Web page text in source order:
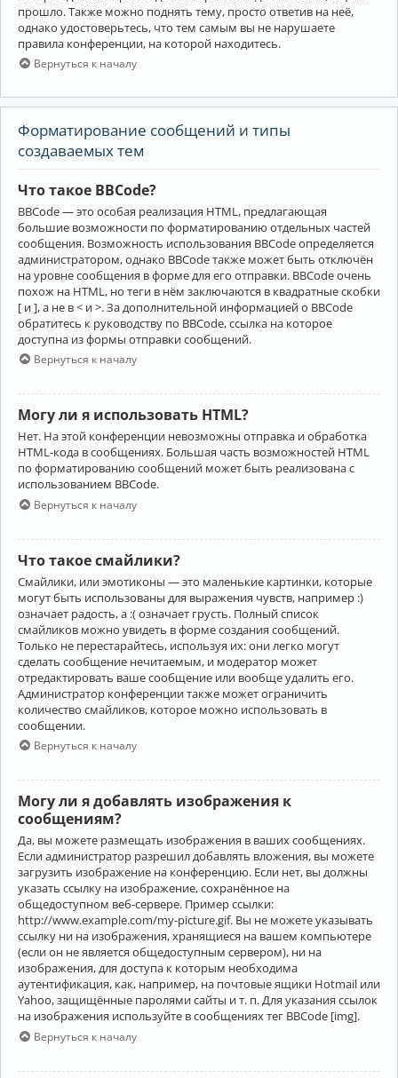
прошло. Также можно поднять тему, просто ответив на неё,
однако удостоверьтесь, что тем самым вы не нарушаете
правила конференции, на которой находитесь.
Вернуться к началу
Форматирование сообщений и типы
создаваемых тем
Что такое BBCode?
BBCode — это особая реализация HTML, предлагающая
большие возможности по форматированию отдельных частей
сообщения. Возможность использования BBCode определяется
администратором, однако BBCode также может быть отключён
на уровне сообщения в форме для его отправки. BBCode очень
похож на HTML, но теги в нём заключаются в квадратные скобки
[ и ], а не в < и >. За дополнительной информацией о BBCode
обратитесь к руководству по BBCode, ссылка на которое
доступна из формы отправки сообщений.
Вернуться к началу
Могу ли я использовать HTML?
Нет. На этой конференции невозможны отправка и обработка
HTML-кода в сообщениях. Большая часть возможностей HTML
по форматированию сообщений может быть реализована с
использованием BBCode.
Вернуться к началу
Что такое смайлики?
Смайлики, или эмотиконы — это маленькие картинки, которые
могут быть использованы для выражения чувств, например :)
означает радость, а :( означает грусть. Полный список
смайликов можно увидеть в форме создания сообщений.
Только не перестарайтесь, используя их: они легко могут
сделать сообщение нечитаемым, и модератор может
отредактировать ваше сообщение или вообще удалить его.
Администратор конференции также может ограничить
количество смайликов, которое можно использовать в
сообщении.
Вернуться к началу
Могу ли я добавлять изображения к
сообщениям?
Да, вы можете размещать изображения в ваших сообщениях.
Если администратор разрешил добавлять вложения, вы можете
загрузить изображение на конференцию. Если нет, вы должны
указать ссылку на изображение, сохранённое на
общедоступном веб-сервере. Пример ссылки:
http://www.example.com/my-picture.gif. Вы не можете указывать
ссылку ни на изображения, хранящиеся на вашем компьютере
(если он не является общедоступным сервером), ни на
изображения, для доступа к которым необходима
аутентификация, как, например, на почтовые ящики Hotmail или
Yahoo, защищённые паролями сайты и т. п. Для указания ссылок
на изображения используйте в сообщениях тег BBCode [img].
Вернуться к началу